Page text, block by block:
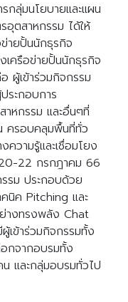
ลุ่มนโยบายและแผน
ตสาหกรรม ได้ให้
ายปั้นนักธุรกิจ
เครือข่ายปั้นนักธุรกิจ
ผู้เข้าร่วมกิจกรรม
ระกอบการ
าหกรรม และอื่นๆที่
ครอบคลุมพื้นที่ทั่ว
ความรู้และเชื่อมโยง
22 กรกฎาคม 66
รม ประกอบด้วย
นิค Pitching และ
างทรงพลัง Chat
ข้าร่วมกิจกรรมทั้ง
กจากอบรมทั้ง
และกลุ่มอบรมทั่วไป